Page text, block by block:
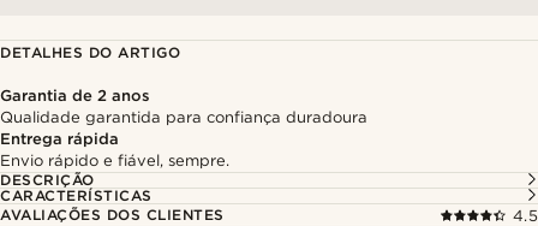
DETALHES DO ARTIGO
Garantia de 2 anos
Qualidade garantida para confiança duradoura
Entrega rápida
Envio rápido e fiável, sempre.
DESCRIÇÃO
CARACTERÍSTICAS
AVALIAÇÕES DOS CLIENTES
4.5